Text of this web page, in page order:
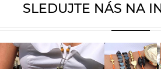
SLEDUJTE NÁS NA